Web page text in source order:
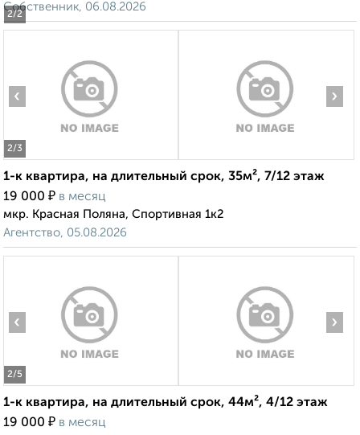
2/2
Собственник, 06.08.2026
2/3
‹ ›
1-к квартира, на длительный срок, 35м², 7/12 этаж
19 000 ₽ в месяц
мкр. Красная Поляна, Спортивная 1к2
Агентство, 05.08.2026
2/5
‹ ›
1-к квартира, на длительный срок, 44м², 4/12 этаж
19 000 ₽ в месяц